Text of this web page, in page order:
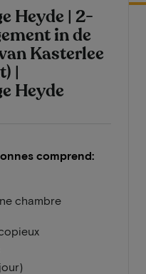
Heyde | 2-
in de
Kasterlee
|
Heyde
comprend:
chambre